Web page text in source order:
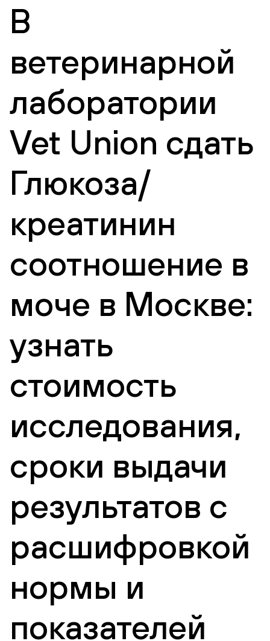
В
ветеринарной
лаборатории
Vet Union сдать
Глюкоза/
креатинин
соотношение в
моче в Москве:
узнать
стоимость
исследования,
сроки выдачи
результатов с
расшифровкой
нормы и
показателей